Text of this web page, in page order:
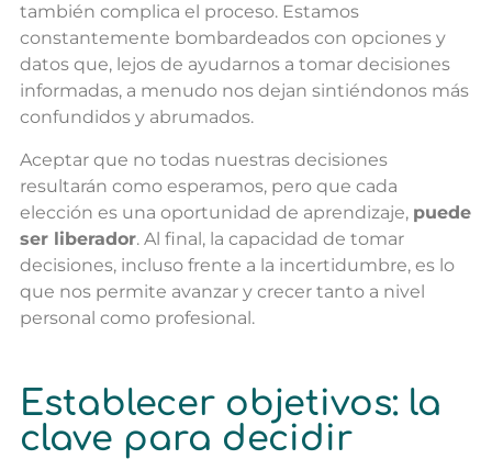
también complica el proceso. Estamos
constantemente bombardeados con opciones y
datos que, lejos de ayudarnos a tomar decisiones
informadas, a menudo nos dejan sintiéndonos más
confundidos y abrumados.
Aceptar que no todas nuestras decisiones
resultarán como esperamos, pero que cada
elección es una oportunidad de aprendizaje, puede
ser liberador. Al final, la capacidad de tomar
decisiones, incluso frente a la incertidumbre, es lo
que nos permite avanzar y crecer tanto a nivel
personal como profesional.
Establecer objetivos: la
clave para decidir